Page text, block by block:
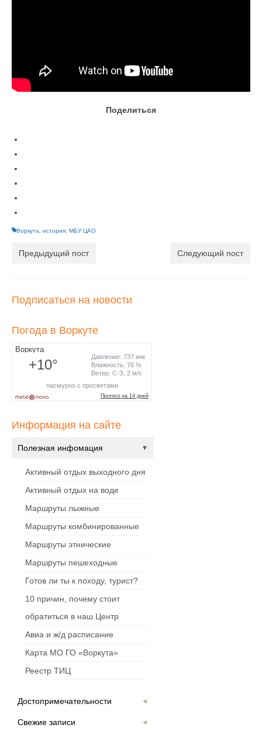
Поделиться
Воркута история МБУ ЦАО
Предыдущий пост Следующий пост
Подписаться на новости
Погода в Воркуте
Информация на сайте
Полезная инфомация
Активный отдых выходного дня
Активный отдых на воде
Маршруты лыжные
Маршруты комбинированные
Маршруты этнические
Маршруты пешеходные
Готов ли ты к походу, турист?
10 причин, почему стоит
обратиться в наш Центр
Авиа и ж/д расписание
Карта МО ГО «Воркута»
Реестр ТИЦ
Достопримечательности
Свежие записи